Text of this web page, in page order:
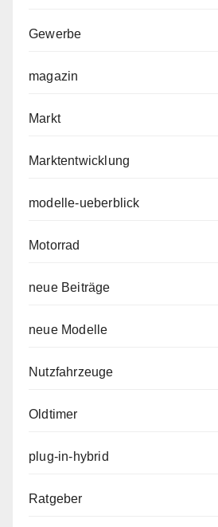
Gewerbe
magazin
Markt
Marktentwicklung
modelle-ueberblick
Motorrad
neue Beiträge
neue Modelle
Nutzfahrzeuge
Oldtimer
plug-in-hybrid
Ratgeber